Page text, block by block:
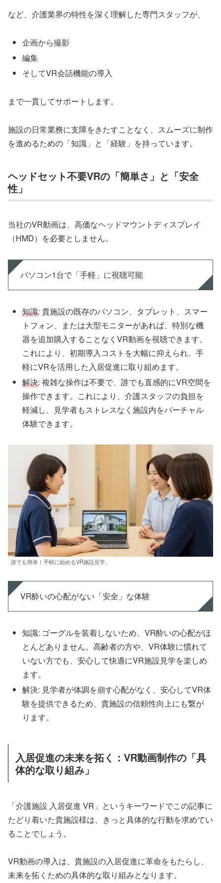
など、介護業界の特性を深く理解した専門スタッフが、
企画から撮影
編集
そしてVR会話機能の導入
まで一貫してサポートします。
施設の日常業務に支障をきたすことなく、スムーズに制作
を進めるための「知識」と「経験」を持っています。
ヘッドセット不要VRの「簡単さ」と「安全
性」
当社のVR動画は、高価なヘッドマウントディスプレイ
（HMD）を必要としません。
パソコン1台で「手軽」に視聴可能
知識: 貴施設の既存のパソコン、タブレット、スマー
トフォン、または大型モニターがあれば、特別な機
器を追加購入することなくVR動画を視聴できます。
これにより、初期導入コストを大幅に抑えられ、手
軽にVRを活用した入居促進に取り組めます。
解決: 複雑な操作は不要で、誰でも直感的にVR空間を
操作できます。これにより、介護スタッフの負担を
軽減し、見学者もストレスなく施設内をバーチャル
体験できます。
誰でも簡単！手軽に始めるVR施設見学。
VR酔いの心配がない「安全」な体験
知識: ゴーグルを装着しないため、VR酔いの心配がほ
とんどありません。高齢者の方や、VR体験に慣れて
いない方でも、安心して快適にVR施設見学を楽しめ
ます。
解決: 見学者が体調を崩す心配がなく、安心してVR体
験を提供できるため、貴施設の信頼性向上にも繋が
ります。
入居促進の未来を拓く：VR動画制作の「具
体的な取り組み」
「介護施設 入居促進 VR」というキーワードでこの記事に
たどり着いた貴施設様は、きっと具体的な行動を求めてい
ることでしょう。
VR動画の導入は、貴施設の入居促進に革命をもたらし、
未来を拓くための具体的な取り組みとなります。